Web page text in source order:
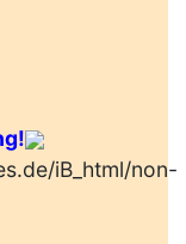
iB_html/non-